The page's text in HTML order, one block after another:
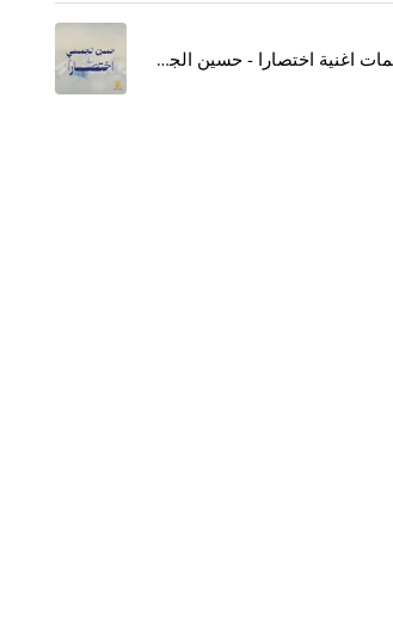
كلمات اغنية اختصارا - حسين الجسمي